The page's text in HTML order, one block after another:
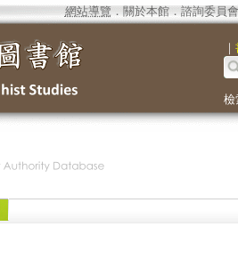
網站導覽 ． 關於本館． 諮詢委員會
｜
檢